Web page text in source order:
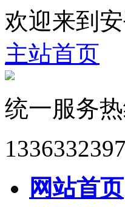
欢迎来到
主站首页
统一服务热
网站首页